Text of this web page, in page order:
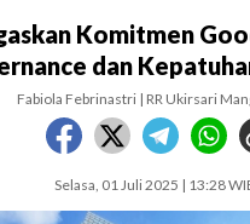
Komitmen
dan
Fabiola Febrinastri | RR Ukirsari
Selasa, 01 Juli 2025 | 13:28